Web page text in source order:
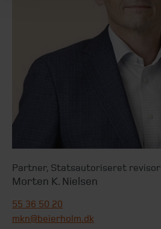
Partner, Statsautoriseret revisor
Morten K. Nielsen
55 36 50 20
mkn@beierholm.dk